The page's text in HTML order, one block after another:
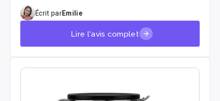
et Chaga dosés à 1 000 mg chacun. On l'a testé en
détail — composition, goût, effets ressentis et
rapport qualité-prix — pour vous donner un avis
honnête et factuel. 🍄
Écrit parEmilie
Lire l'avis complet